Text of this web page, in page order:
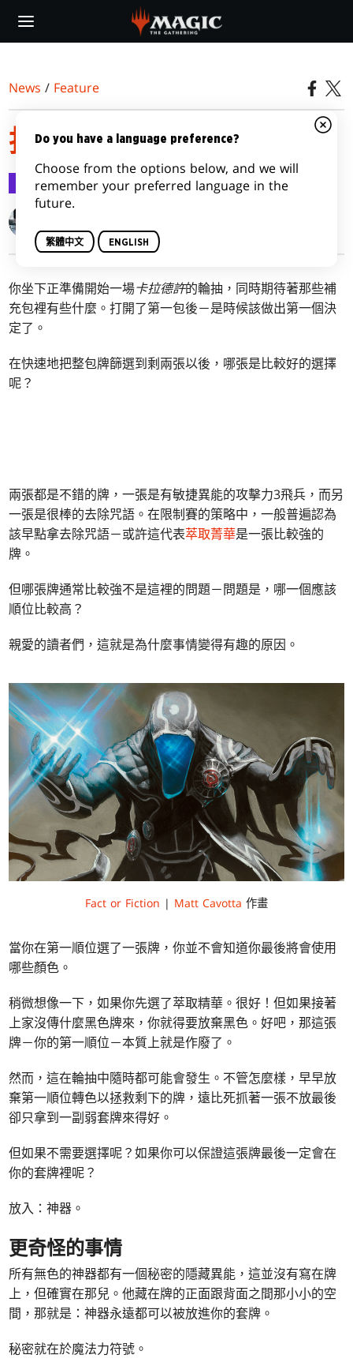
main
News / Feature
抽選神器
Feature 2016-09-27
你坐下正準備開始一場卡拉德許的輪抽，同時期待著那些補
充包裡有些什麼。打開了第一包後－是時候該做出第一個決
定了。
在快速地把整包牌篩選到剩兩張以後，哪張是比較好的選擇
呢？
兩張都是不錯的牌，一張是有敏捷異能的攻擊力3飛兵，而另
一張是很棒的去除咒語。在限制賽的策略中，一般普遍認為
該早點拿去除咒語－或許這代表萃取菁華是一張比較強的
牌。
但哪張牌通常比較強不是這裡的問題－問題是，哪一個應該
順位比較高？
親愛的讀者們，這就是為什麼事情變得有趣的原因。
Fact or Fiction | Matt Cavotta 作畫
當你在第一順位選了一張牌，你並不會知道你最後將會使用
哪些顏色。
稍微想像一下，如果你先選了萃取精華。很好！但如果接著
上家沒傳什麼黑色牌來，你就得要放棄黑色。好吧，那這張
牌－你的第一順位－本質上就是作廢了。
然而，這在輪抽中隨時都可能會發生。不管怎麼樣，早早放
棄第一順位轉色以拯救剩下的牌，遠比死抓著一張不放最後
卻只拿到一副弱套牌來得好。
但如果不需要選擇呢？如果你可以保證這張牌最後一定會在
你的套牌裡呢？
放入：神器。
更奇怪的事情
所有無色的神器都有一個秘密的隱藏異能，這並沒有寫在牌
上，但確實在那兒。他藏在牌的正面跟背面之間那小小的空
間，那就是：神器永遠都可以被放進你的套牌。
秘密就在於魔法力符號。
Do you have a language preference?
Choose from the options below, and we will
remember your preferred language in the
future.
繁體中文 ENGLISH